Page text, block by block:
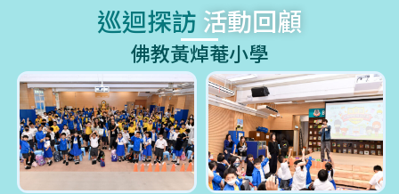
巡迴探訪 活動回顧
佛教黃焯菴小學